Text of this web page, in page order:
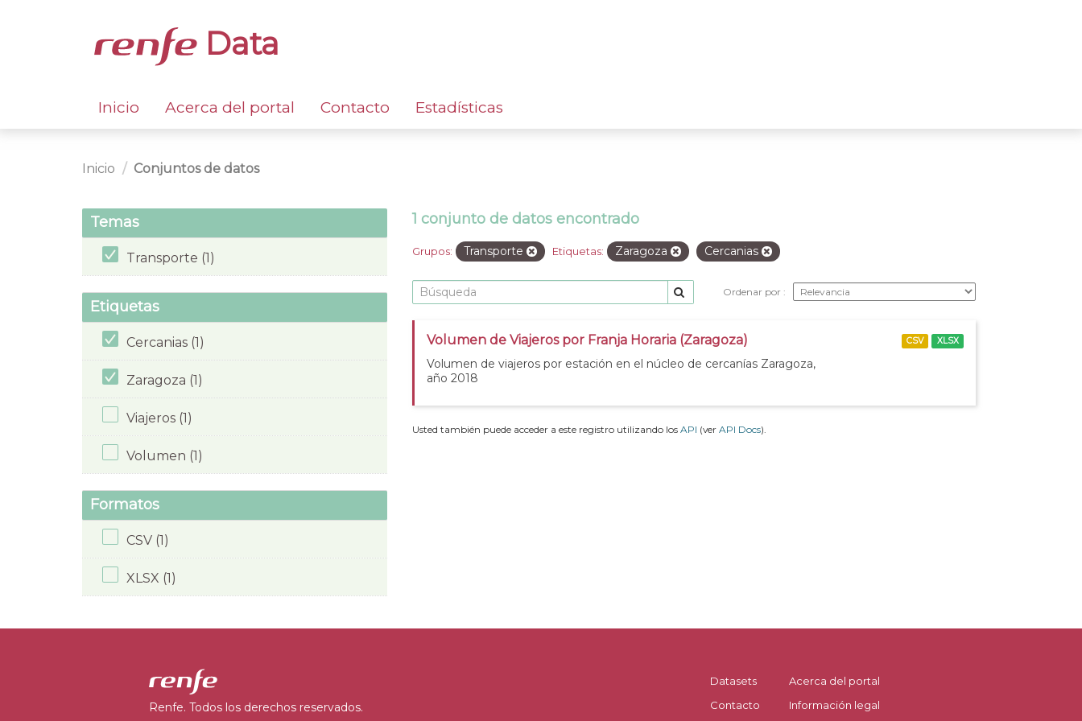
Data
Inicio Acerca del portal Contacto Estadísticas
Inicio Conjuntos de datos
Temas
Transporte (1)
Etiquetas
Cercanias (1)
Zaragoza (1)
Viajeros (1)
Volumen (1)
Formatos
CSV (1)
XLSX (1)
1 conjunto de datos encontrado
Grupos: Transporte Etiquetas: Zaragoza Cercanias
Ordenar por
Volumen de Viajeros por Franja Horaria (Zaragoza)
Volumen de viajeros por estación en el núcleo de cercanías Zaragoza,
año 2018
CSV XLSX
Usted también puede acceder a este registro utilizando los API (ver API Docs).
Renfe. Todos los derechos reservados.
Datasets
Contacto
Acerca del portal
Información legal